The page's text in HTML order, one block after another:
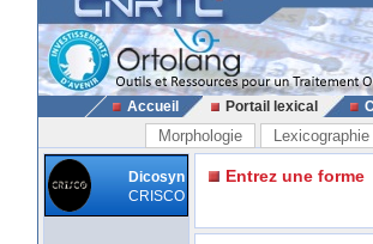
Accueil Portail lexical
Morphologie Lexicographie
Dicosyn
CRISCO
Entrez une forme